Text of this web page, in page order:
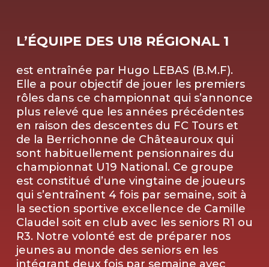
L’ÉQUIPE DES U18 RÉGIONAL 1
est entraînée par Hugo LEBAS (B.M.F).
Elle a pour objectif de jouer les premiers
rôles dans ce championnat qui s’annonce
plus relevé que les années précédentes
en raison des descentes du FC Tours et
de la Berrichonne de Châteauroux qui
sont habituellement pensionnaires du
championnat U19 National. Ce groupe
est constitué d’une vingtaine de joueurs
qui s’entraînent 4 fois par semaine, soit à
la section sportive excellence de Camille
Claudel soit en club avec les seniors R1 ou
R3. Notre volonté est de préparer nos
jeunes au monde des seniors en les
intégrant deux fois par semaine avec